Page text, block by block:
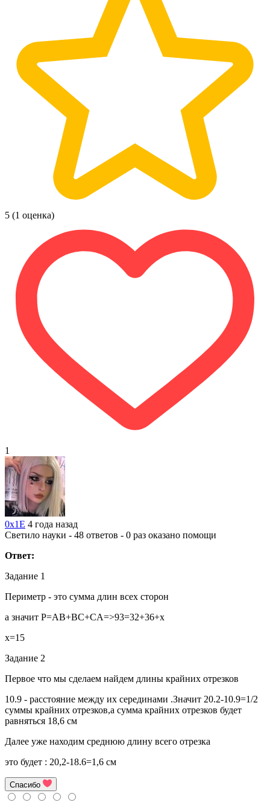
5 (1 оценка)
1
0x1E 4 года назад
Светило науки - 48 ответов - 0 раз оказано помощи
Ответ:
Задание 1
Периметр - это сумма длин всех сторон
а значит P=AB+BC+CA=>93=32+36+x
x=15
Задание 2
Первое что мы сделаем найдем длины крайних отрезков
10.9 - расстояние между их серединами .Значит 20.2-10.9=1/2
суммы крайних отрезков,а сумма крайних отрезков будет
равняться 18,6 см
Далее уже находим среднюю длину всего отрезка
это будет : 20,2-18.6=1,6 см
Спасибо